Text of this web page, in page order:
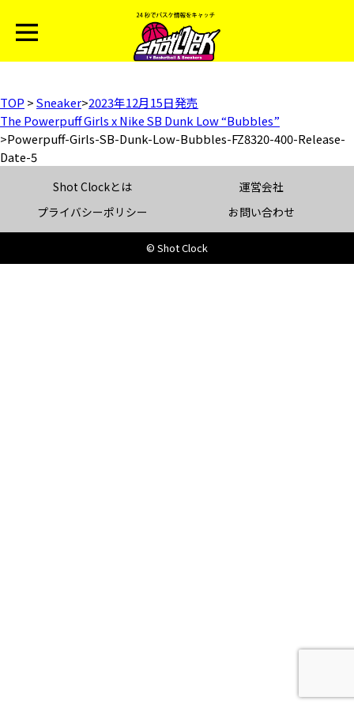
TOP >Sneaker>2023年12月15日発売
The Powerpuff Girls x Nike SB Dunk Low “Bubbles”
>Powerpuff-Girls-SB-Dunk-Low-Bubbles-FZ8320-400-Release-
Date-5
Shot Clockとは
運営会社
プライバシーポリシー
お問い合わせ
© Shot Clock